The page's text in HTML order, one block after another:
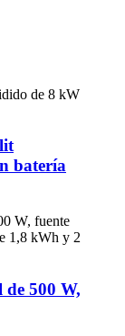
batería
500 W,